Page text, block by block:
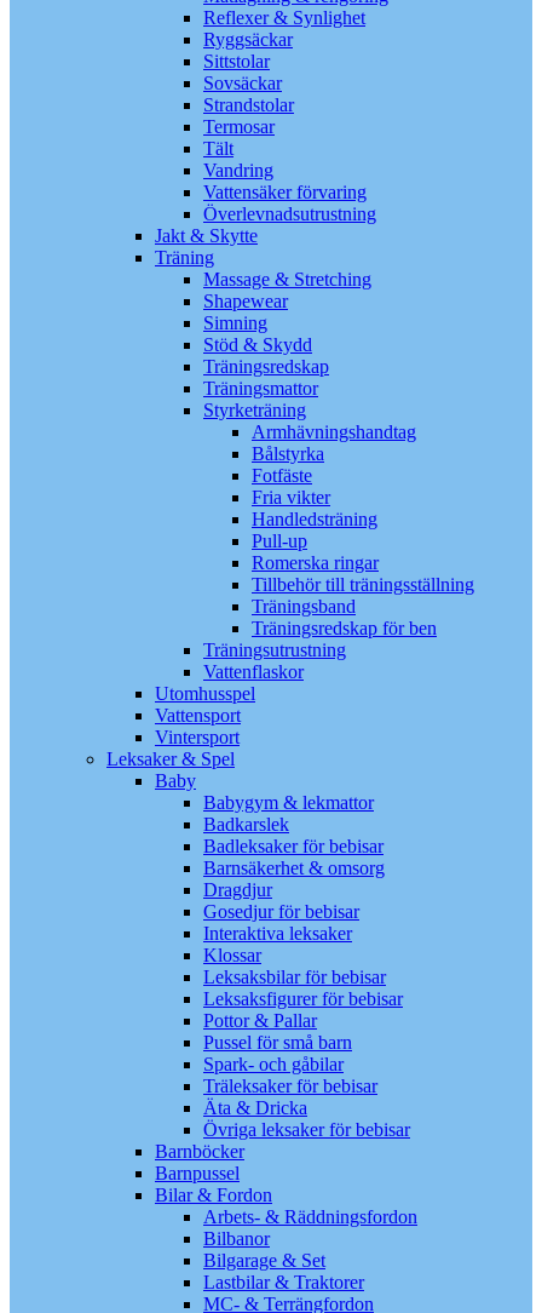
Reflexer & Synlighet
Ryggsäckar
Sittstolar
Sovsäckar
Strandstolar
Termosar
Tält
Vandring
Vattensäker förvaring
Överlevnadsutrustning
Jakt & Skytte
Träning
Massage & Stretching
Shapewear
Simning
Stöd & Skydd
Träningsredskap
Träningsmattor
Styrketräning
Armhävningshandtag
Bålstyrka
Fotfäste
Fria vikter
Handledsträning
Pull-up
Romerska ringar
Tillbehör till träningsställning
Träningsband
Träningsredskap för ben
Träningsutrustning
Vattenflaskor
Utomhusspel
Vattensport
Vintersport
Leksaker & Spel
Baby
Babygym & lekmattor
Badkarslek
Badleksaker för bebisar
Barnsäkerhet & omsorg
Dragdjur
Gosedjur för bebisar
Interaktiva leksaker
Klossar
Leksaksbilar för bebisar
Leksaksfigurer för bebisar
Pottor & Pallar
Pussel för små barn
Spark- och gåbilar
Träleksaker för bebisar
Äta & Dricka
Övriga leksaker för bebisar
Barnböcker
Barnpussel
Bilar & Fordon
Arbets- & Räddningsfordon
Bilbanor
Bilgarage & Set
Lastbilar & Traktorer
MC- & Terrängfordon